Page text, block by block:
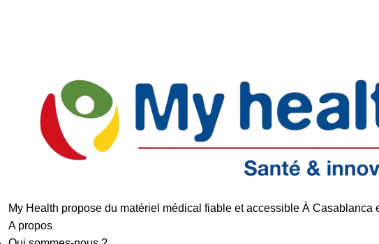
My Health propose du matériel médical fiable et accessible À
A propos